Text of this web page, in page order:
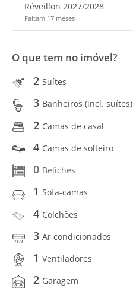
Réveillon 2027/2028
Faltam 17 meses
O que tem no imóvel?
2 Suítes
3 Banheiros (incl. suítes)
2 Camas de casal
4 Camas de solteiro
0 Beliches
1 Sofa-camas
4 Colchões
3 Ar condicionados
1 Ventiladores
2 Garagem